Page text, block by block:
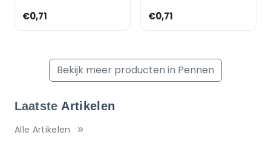
€0,71 €0,71
Bekijk meer producten in Pennen
Laatste Artikelen
Alle Artikelen